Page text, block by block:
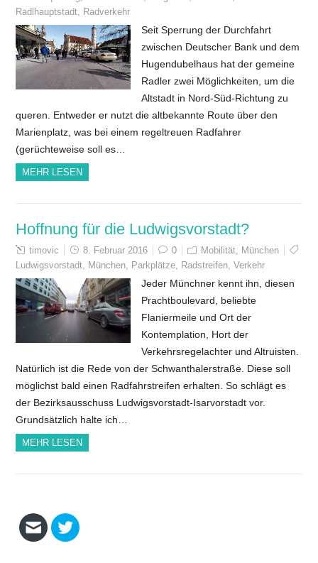
Radlhauptstadt, Radverkehr
Seit Sperrung der Durchfahrt
zwischen Deutscher Bank und dem
Hugendubelhaus hat der gemeine
Radler zwei Möglichkeiten, um die
Altstadt in Nord-Süd-Richtung zu
queren. Entweder er nutzt die altbekannte Route über den
Marienplatz, was bei einem regeltreuen Radfahrer
(gerüchteweise soll es…
MEHR LESEN
Hoffnung für die Ludwigsvorstadt?
timovic 8. Februar 2016 0 Mobilität, München
Ludwigsvorstadt, München, Parkplätze, Radstreifen,Verkehr
Jeder Münchner kennt ihn, diesen
Prachtboulevard, beliebte
Flaniermeile und Ort der
Kontemplation, Hort der
Verkehrsregelachter und Altruisten.
Natürlich ist die Rede von der Schwanthalerstraße. Diese soll
möglichst bald einen Radfahrstreifen erhalten. So schlägt es
der Bezirksausschuss Ludwigsvorstadt-Isarvorstadt vor.
Grundsätzlich halte ich…
MEHR LESEN